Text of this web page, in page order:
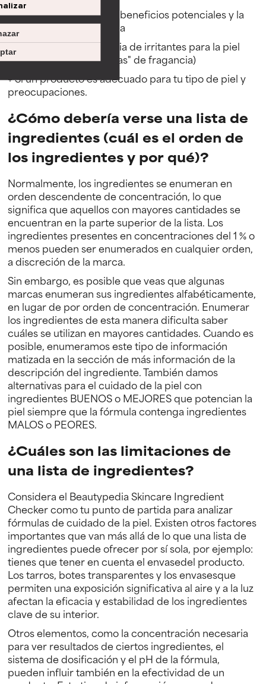
+ Información sobre los beneficios potenciales y la
efectividad de la fórmula
+ La presencia o ausencia de irritantes para la piel
(incluidas formas "ocultas" de fragancia)
+ Si un producto es adecuado para tu tipo de piel y
preocupaciones.
¿Cómo debería verse una lista de
ingredientes (cuál es el orden de
los ingredientes y por qué)?
Normalmente, los ingredientes se enumeran en
orden descendente de concentración, lo que
significa que aquellos con mayores cantidades se
encuentran en la parte superior de la lista. Los
ingredientes presentes en concentraciones del 1 % o
menos pueden ser enumerados en cualquier orden,
a discreción de la marca.
Sin embargo, es posible que veas que algunas
marcas enumeran sus ingredientes alfabéticamente,
en lugar de por orden de concentración. Enumerar
los ingredientes de esta manera dificulta saber
cuáles se utilizan en mayores cantidades. Cuando es
posible, enumeramos este tipo de información
matizada en la sección de más información de la
descripción del ingrediente. También damos
alternativas para el cuidado de la piel con
ingredientes BUENOS o MEJORES que potencian la
piel siempre que la fórmula contenga ingredientes
MALOS o PEORES.
¿Cuáles son las limitaciones de
una lista de ingredientes?
Considera el Beautypedia Skincare Ingredient
Checker como tu punto de partida para analizar
fórmulas de cuidado de la piel. Existen otros factores
importantes que van más allá de lo que una lista de
ingredientes puede ofrecer por sí sola, por ejemplo:
tienes que tener en cuenta el envasedel producto.
Los tarros, botes transparentes y los envasesque
permiten una exposición significativa al aire y a la luz
afectan la eficacia y estabilidad de los ingredientes
clave de su interior.
Otros elementos, como la concentración necesaria
para ver resultados de ciertos ingredientes, el
sistema de dosificación y el pH de la fórmula,
pueden influir también en la efectividad de un